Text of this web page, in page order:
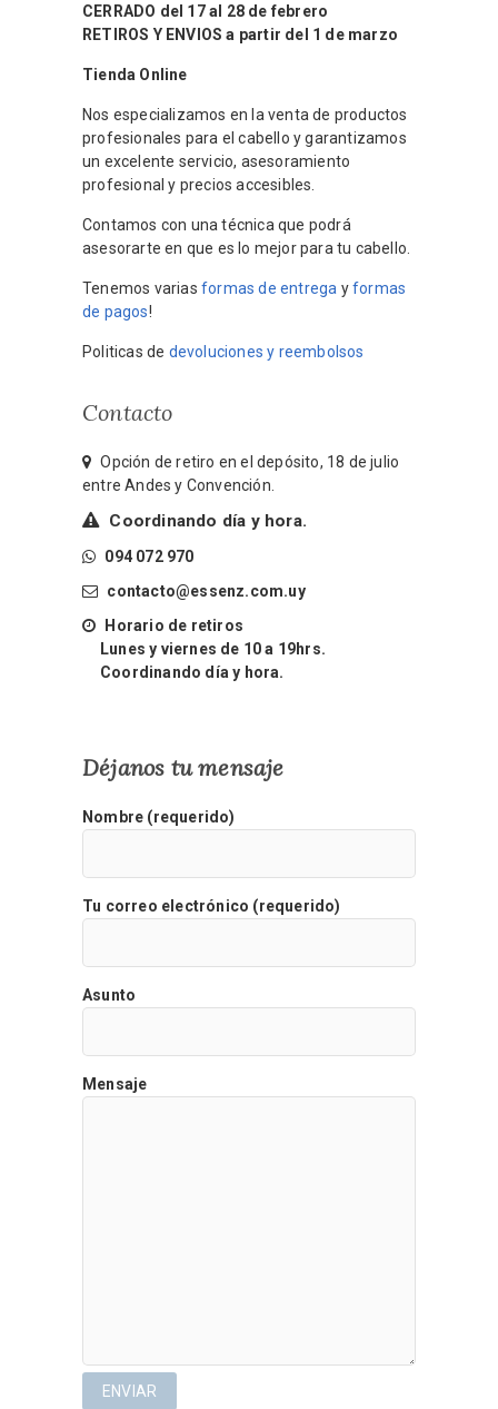
CERRADO del 17 al 28 de febrero
RETIROS Y ENVIOS a partir del 1 de marzo
Tienda Online
Nos especializamos en la venta de productos
profesionales para el cabello y garantizamos
un excelente servicio, asesoramiento
profesional y precios accesibles.
Contamos con una técnica que podrá
asesorarte en que es lo mejor para tu cabello.
Tenemos varias formas de entrega yformas
de pagos!
Politicas de devoluciones y reembolsos
Contacto
Opción de retiro en el depósito, 18 de julio
entre Andes y Convención.
Coordinando día y hora.
094 072 970
contacto@essenz.com.uy
Horario de retiros
Lunes y viernes de 10 a 19hrs.
Coordinando día y hora.
Déjanos tu mensaje
Nombre (requerido)
Tu correo electrónico (requerido)
Asunto
Mensaje